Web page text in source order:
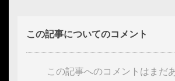
この記事についてのコメント
この記事へのコメントはまだ